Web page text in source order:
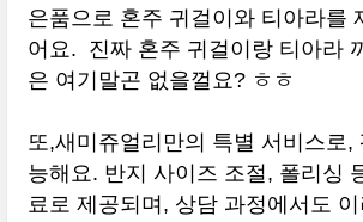
은품으로 혼주 귀걸이와 티아라를
어요. 진짜 혼주 귀걸이랑 티아라
은 여기말곤 없을껄요? ㅎㅎ
또,새미쥬얼리만의 특별 서비스로,
능해요. 반지 사이즈 조절, 폴리싱
료로 제공되며, 상담 과정에서도